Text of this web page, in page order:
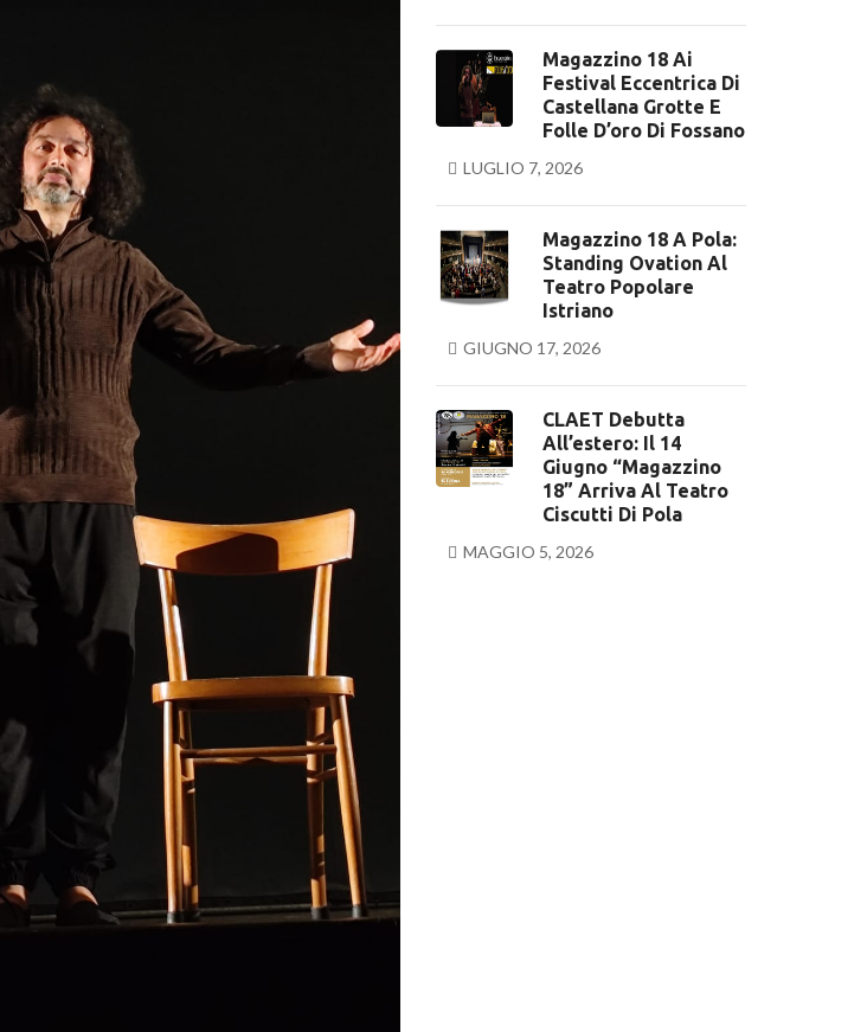
Magazzino 18 Ai
Festival Eccentrica Di
Castellana Grotte E
Folle D’oro Di Fossano
LUGLIO 7, 2026
Magazzino 18 A Pola:
Standing Ovation Al
Teatro Popolare
Istriano
GIUGNO 17, 2026
CLAET Debutta
All’estero: Il 14
Giugno “Magazzino
18” Arriva Al Teatro
Ciscutti Di Pola
MAGGIO 5, 2026